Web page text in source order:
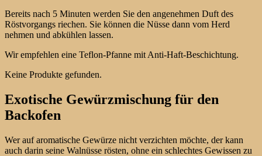
Bereits nach 5 Minuten werden Sie den angenehmen Duft des
Röstvorgangs riechen. Sie können die Nüsse dann vom Herd
nehmen und abkühlen lassen.
Wir empfehlen eine Teflon-Pfanne mit Anti-Haft-Beschichtung.
Keine Produkte gefunden.
Exotische Gewürzmischung für den
Backofen
Wer auf aromatische Gewürze nicht verzichten möchte, der kann
auch darin seine Walnüsse rösten, ohne ein schlechtes Gewissen zu